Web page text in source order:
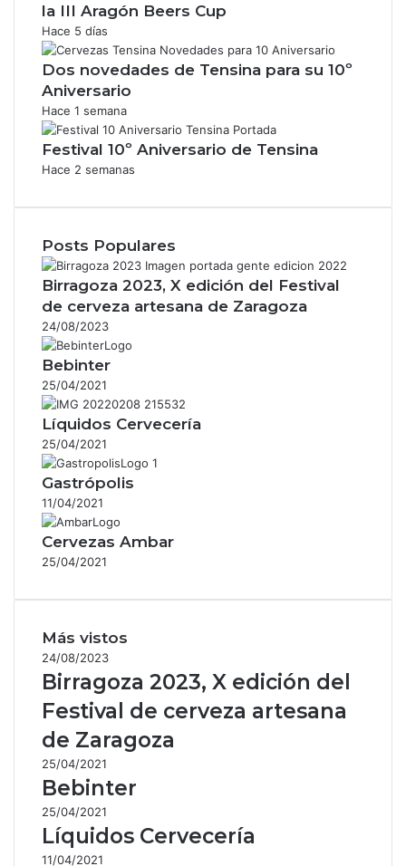
la III Aragón Beers Cup
Hace 5 días
Dos novedades de Tensina para su 10º
Aniversario
Hace 1 semana
Festival 10º Aniversario de Tensina
Hace 2 semanas
Posts Populares
Birragoza 2023, X edición del Festival
de cerveza artesana de Zaragoza
24/08/2023
Bebinter
25/04/2021
Líquidos Cervecería
25/04/2021
Gastrópolis
11/04/2021
Cervezas Ambar
25/04/2021
Más vistos
24/08/2023
Birragoza 2023, X edición del
Festival de cerveza artesana
de Zaragoza
25/04/2021
Bebinter
25/04/2021
Líquidos Cervecería
11/04/2021